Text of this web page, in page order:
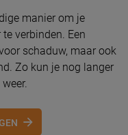
manier om je
verbinden. Een
schaduw, maar ook
Zo kun je nog langer